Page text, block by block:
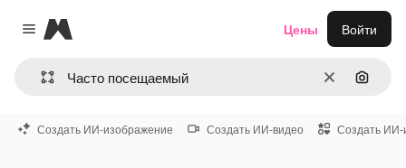
Close menu
Magnific
ОчиститьПоиск
Цены Войти
Создать ИИ-изображение Создать ИИ-видео Создать ИИ-